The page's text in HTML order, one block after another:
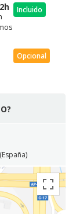
Incluido
Opcional